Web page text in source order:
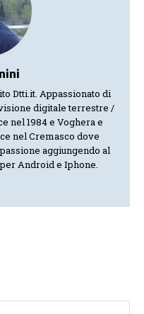
Dtti.it. Appassionato di
digitale terrestre /
nel 1984 e Voghera e
nel Cremasco dove
aggiungendo al
Android e Iphone.